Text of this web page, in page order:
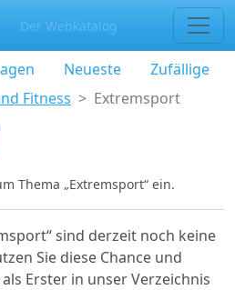
Der Webkatalog
Neueste
Zufällige
Fitness Extremsport
Thema „Extremsport“ ein.
sind derzeit noch keine
Sie diese Chance und
Erster in unser Verzeichnis